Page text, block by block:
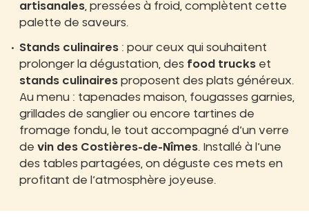
artisanales , pressées à froid, complètent cette
palette de saveurs.​
Stands culinaires : pour ceux qui souhaitent
prolonger la dégustation, des food trucks et
stands culinaires proposent des plats généreux.
Au menu : tapenades maison, fougasses garnies,
grillades de sanglier ou encore tartines de
fromage fondu, le tout accompagné d’un verre
de vin des Costières-de-Nîmes. Installé à l’une
des tables partagées, on déguste ces mets en
profitant de l’atmosphère joyeuse.